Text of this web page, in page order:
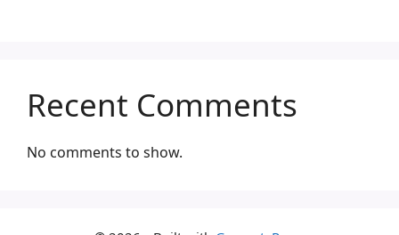
Recent Comments
No comments to show.